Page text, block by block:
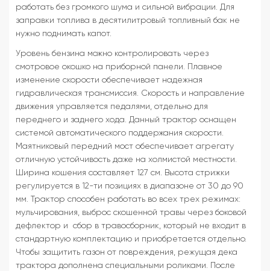
работать без громкого шума и сильной вибрации. Для
заправки топлива в десятилитровый топливный бак не
нужно поднимать капот.
Уровень бензина можно контролировать через
смотровое окошко на приборной панели. Плавное
изменение скорости обеспечивает надежная
гидравлическая трансмиссия. Скорость и направление
движения управляется педалями, отдельно для
переднего и заднего хода. Данный трактор оснащен
системой автоматического поддержания скорости.
Маятниковый передний мост обеспечивает агрегату
отличную устойчивость даже на холмистой местности.
Ширина кошения составляет 127 см. Высота стрижки
регулируется в 12-ти позициях в диапазоне от 30 до 90
мм. Трактор способен работать во всех трех режимах:
мульчирования, выброс скошенной травы через боковой
дефлектор и сбор в травосборник, который не входит в
стандартную комплектацию и приобретается отдельно.
Чтобы защитить газон от повреждения, режущая дека
трактора дополнена специальными роликами. После